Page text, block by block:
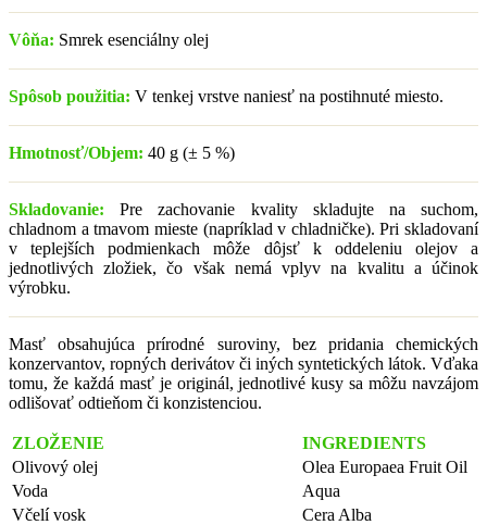
Vôňa: Smrek esenciálny olej
Spôsob použitia: V tenkej vrstve naniesť na postihnuté miesto.
Hmotnosť/Objem: 40 g (± 5 %)
Skladovanie:Pre zachovanie kvality skladujte na suchom,
chladnom a tmavom mieste (napríklad v chladničke). Pri skladovaní
v teplejších podmienkach môže dôjsť k oddeleniu olejov a
jednotlivých zložiek, čo však nemá vplyv na kvalitu a účinok
výrobku.
Masť obsahujúca prírodné suroviny, bez pridania chemických
konzervantov, ropných derivátov či iných syntetických látok. Vďaka
tomu, že každá masť je originál, jednotlivé kusy sa môžu navzájom
odlišovať odtieňom či konzistenciou.
ZLOŽENIE
INGREDIENTS
Olivový olej
Olea Europaea Fruit Oil
Voda
Aqua
Včelí vosk
Cera Alba